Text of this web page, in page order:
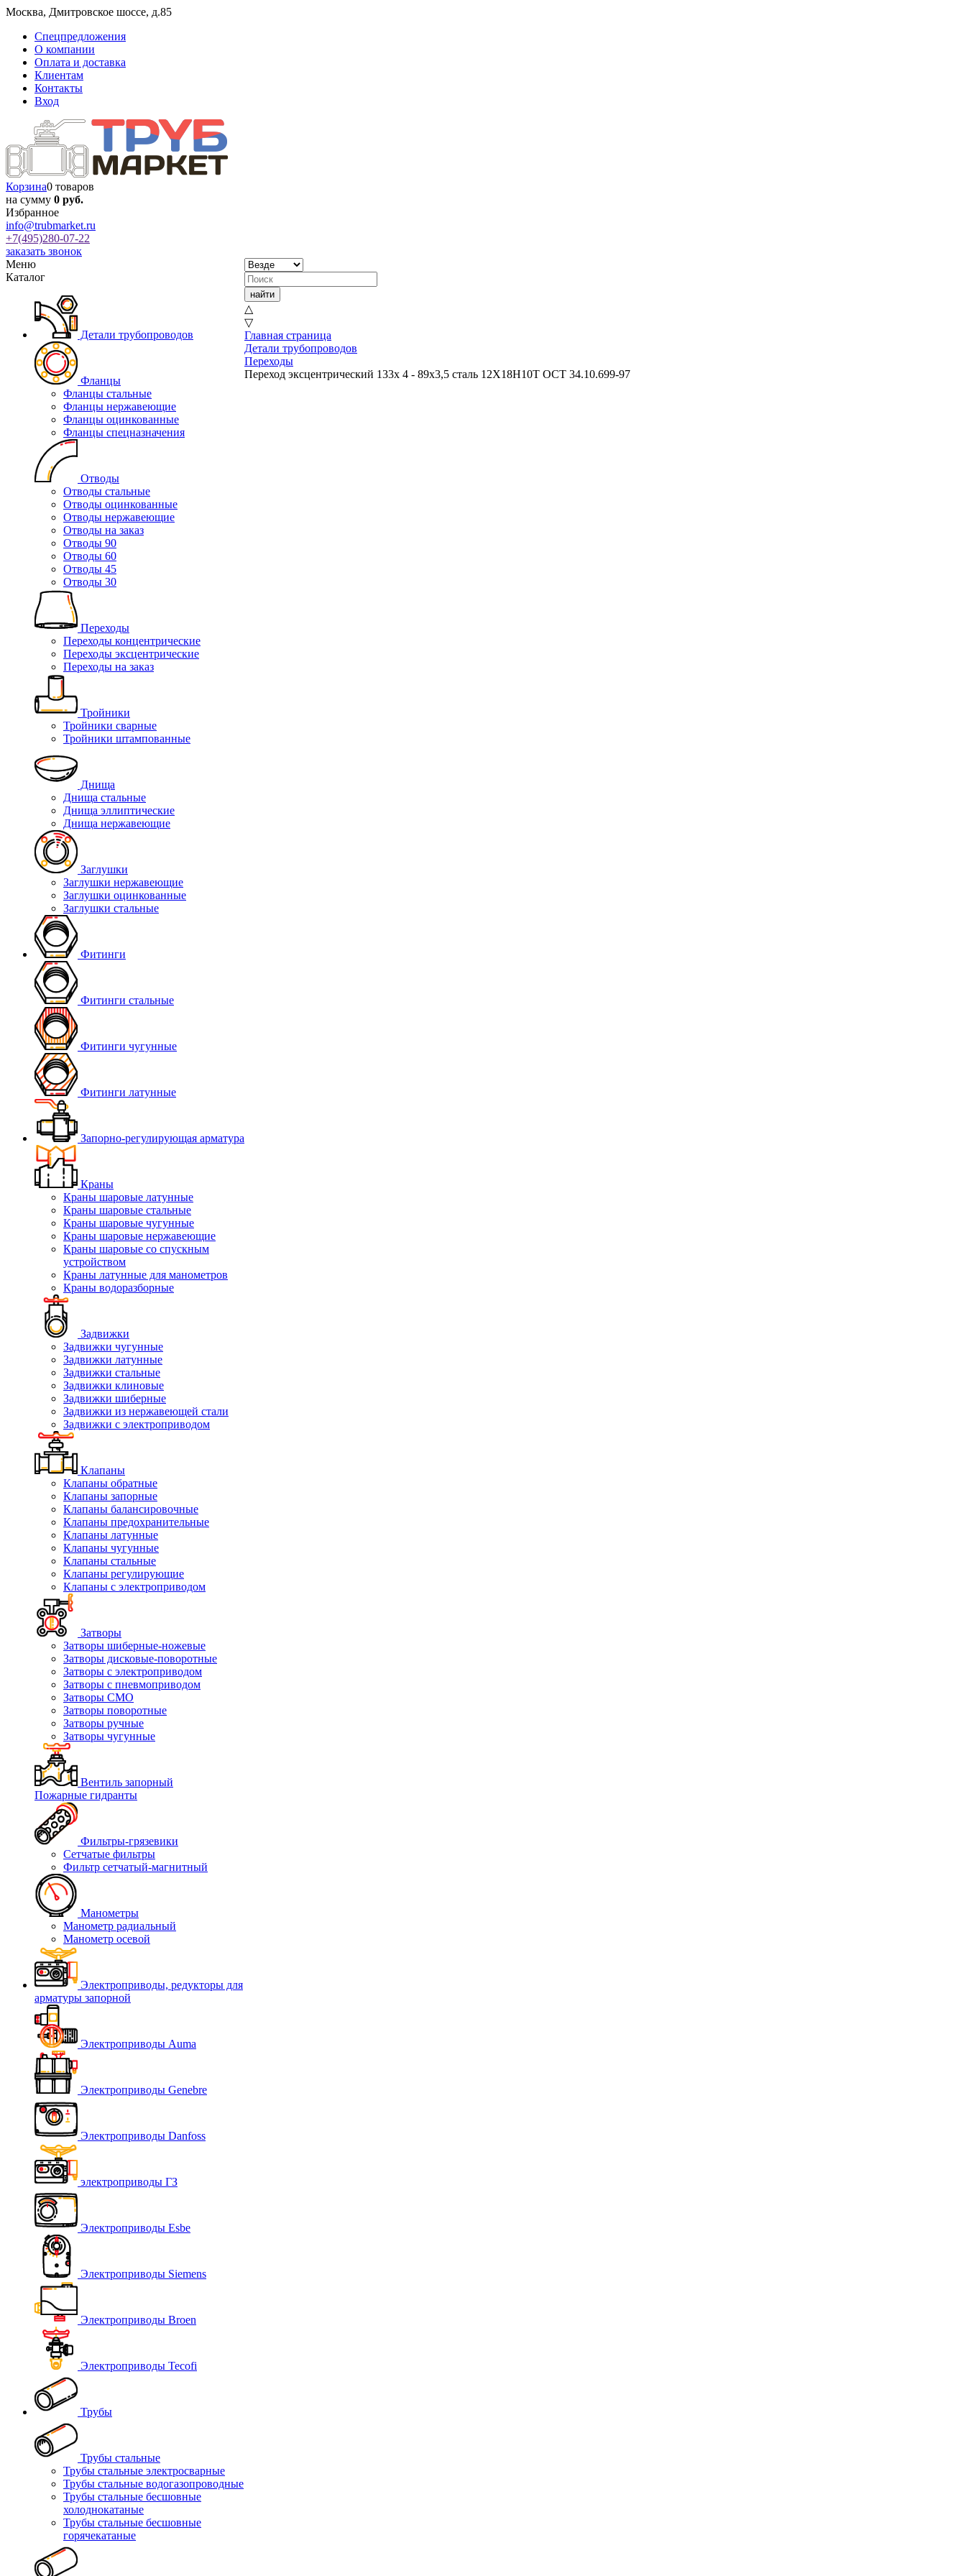
Москва, Дмитровское шоссе, д.85
Спецпредложения
О компании
Оплата и доставка
Клиентам
Контакты
Вход
Корзина0 товаров
на сумму 0 руб.
Избранное
info@trubmarket.ru
+7(495)280-07-22
заказать звонок
Меню
Каталог
Детали трубопроводов
Фланцы
Фланцы стальные
Фланцы нержавеющие
Фланцы оцинкованные
Фланцы спецназначения
Отводы
Отводы стальные
Отводы оцинкованные
Отводы нержавеющие
Отводы на заказ
Отводы 90
Отводы 60
Отводы 45
Отводы 30
Переходы
Переходы концентрические
Переходы эксцентрические
Переходы на заказ
Тройники
Тройники сварные
Тройники штампованные
Днища
Днища стальные
Днища эллиптические
Днища нержавеющие
Заглушки
Заглушки нержавеющие
Заглушки оцинкованные
Заглушки стальные
Фитинги
Фитинги стальные
Фитинги чугунные
Фитинги латунные
Запорно-регулирующая арматура
Краны
Краны шаровые латунные
Краны шаровые стальные
Краны шаровые чугунные
Краны шаровые нержавеющие
Краны шаровые со спускным
устройством
Краны латунные для манометров
Краны водоразборные
Задвижки
Задвижки чугунные
Задвижки латунные
Задвижки стальные
Задвижки клиновые
Задвижки шиберные
Задвижки из нержавеющей стали
Задвижки с электроприводом
Клапаны
Клапаны обратные
Клапаны запорные
Клапаны балансировочные
Клапаны предохранительные
Клапаны латунные
Клапаны чугунные
Клапаны стальные
Клапаны регулирующие
Клапаны с электроприводом
Затворы
Затворы шиберные-ножевые
Затворы дисковые-поворотные
Затворы с электроприводом
Затворы с пневмоприводом
Затворы СМО
Затворы поворотные
Затворы ручные
Затворы чугунные
Вентиль запорный
Пожарные гидранты
Фильтры-грязевики
Сетчатые фильтры
Фильтр сетчатый-магнитный
Манометры
Манометр радиальный
Манометр осевой
Электроприводы, редукторы для
арматуры запорной
Электроприводы Auma
Электроприводы Genebre
Электроприводы Danfoss
электроприводы ГЗ
Электроприводы Esbe
Электроприводы Siemens
Электроприводы Broen
Электроприводы Tecofi
Трубы
Трубы стальные
Трубы стальные электросварные
Трубы стальные водогазопроводные
Трубы стальные бесшовные
холоднокатаные
Трубы стальные бесшовные
горячекатаные
△
▽
Главная страница
Детали трубопроводов
Переходы
Переход эксцентрический 133х 4 - 89х3,5 сталь 12Х18Н10Т ОСТ 34.10.699-97